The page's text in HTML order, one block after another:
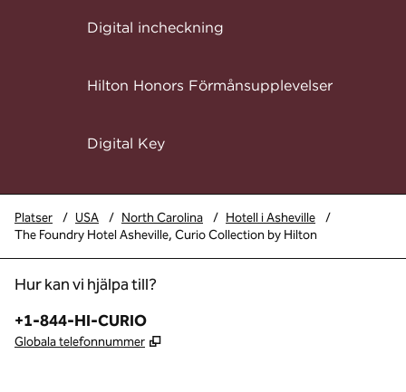
Digital incheckning
Hilton Honors Förmånsupplevelser
Digital Key
Platser / USA / North Carolina / Hotell i Asheville
/
The Foundry Hotel Asheville, Curio Collection by Hilton
Hur kan vi hjälpa till?
Telefon:
+1-844-HI-CURIO
Globala telefonnummer ,